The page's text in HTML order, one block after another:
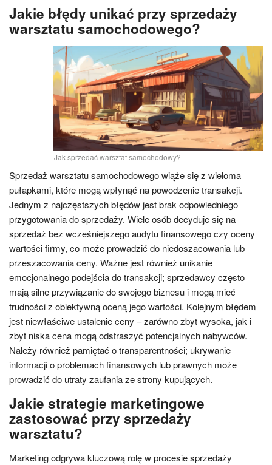
Jakie błędy unikać przy sprzedaży
warsztatu samochodowego?
Jak sprzedać warsztat samochodowy?
Sprzedaż warsztatu samochodowego wiąże się z wieloma
pułapkami, które mogą wpłynąć na powodzenie transakcji.
Jednym z najczęstszych błędów jest brak odpowiedniego
przygotowania do sprzedaży. Wiele osób decyduje się na
sprzedaż bez wcześniejszego audytu finansowego czy oceny
wartości firmy, co może prowadzić do niedoszacowania lub
przeszacowania ceny. Ważne jest również unikanie
emocjonalnego podejścia do transakcji; sprzedawcy często
mają silne przywiązanie do swojego biznesu i mogą mieć
trudności z obiektywną oceną jego wartości. Kolejnym błędem
jest niewłaściwe ustalenie ceny – zarówno zbyt wysoka, jak i
zbyt niska cena mogą odstraszyć potencjalnych nabywców.
Należy również pamiętać o transparentności; ukrywanie
informacji o problemach finansowych lub prawnych może
prowadzić do utraty zaufania ze strony kupujących.
Jakie strategie marketingowe
zastosować przy sprzedaży
warsztatu?
Marketing odgrywa kluczową rolę w procesie sprzedaży